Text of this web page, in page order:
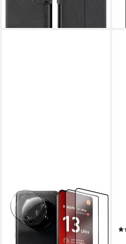
in 2-3 Werktagen bei dir
COOLGADGET
Schutzfolie Panzerfolie für
Xiaomi 13 Ultra
12,99 € UVP
-28%